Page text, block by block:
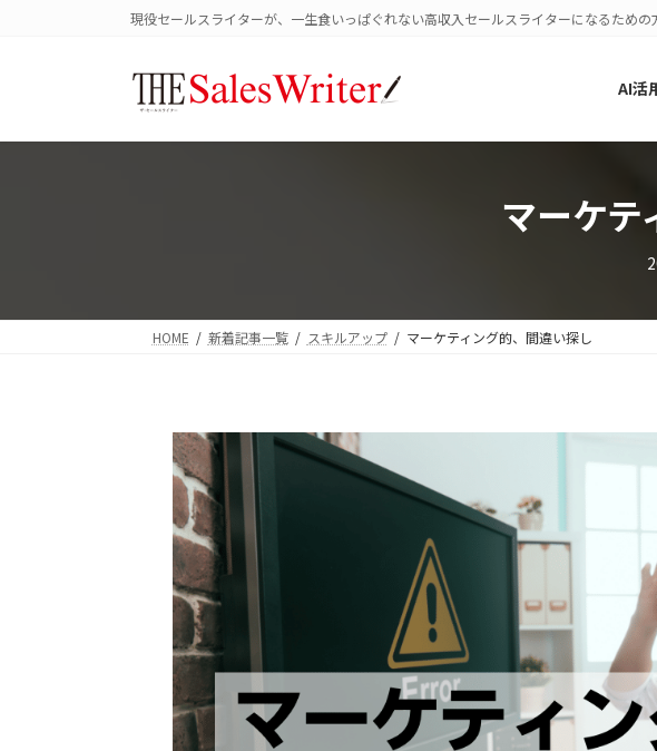
へ
ョ
現役セールスライターが、一生食いっぱぐれない高収入セールスライターになるため
AI活
マーケテ
HOME 新着記事一覧 スキルアップ マーケティング的、間違い探し